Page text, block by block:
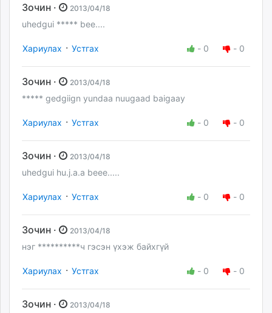
Зочин · 2013/04/18
uhedgui ***** bee....
Хариулах · Устгах - 0 - 0
Зочин · 2013/04/18
***** gedgiign yundaa nuugaad baigaay
Хариулах · Устгах - 0 - 0
Зочин · 2013/04/18
uhedgui hu.j.a.a beee.....
Хариулах · Устгах - 0 - 0
Зочин · 2013/04/18
нэг **********ч гэсэн үхэж байхгүй
Хариулах · Устгах - 0 - 0
Зочин · 2013/04/18